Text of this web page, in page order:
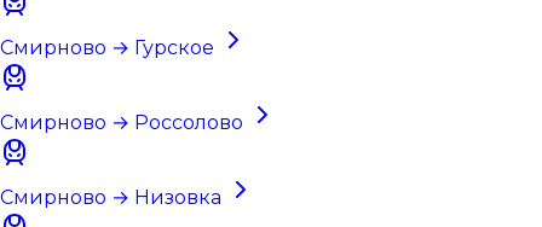
Смирново → Гурское
Смирново → Россолово
Смирново → Низовка